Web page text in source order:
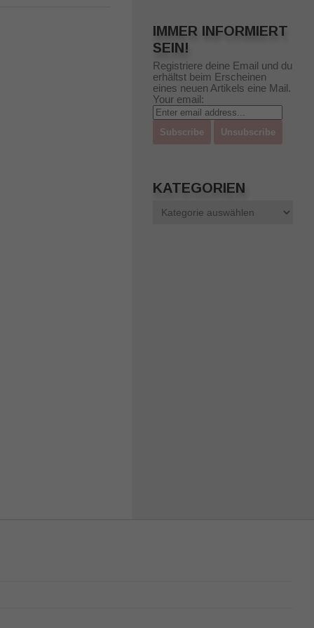
IMMER INFORMIERT
SEIN!
Registriere deine Email und du
erhältst beim Erscheinen
eines neuen Artikels eine Mail.
Your email:
KATEGORIEN